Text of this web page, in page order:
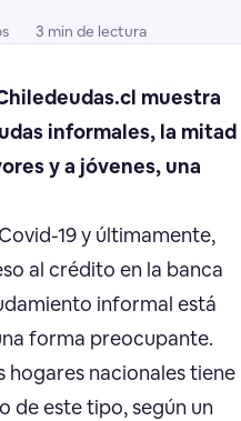
3 min de lectura
muestra
informales, la mitad
y a jóvenes, una
19 y últimamente,
al crédito en la banca
informal está
forma preocupante.
hogares nacionales tiene
de este tipo, según un